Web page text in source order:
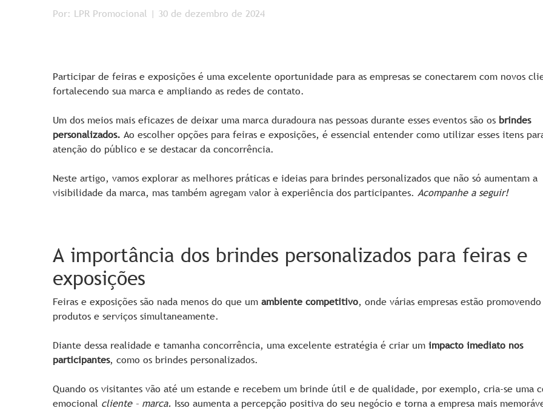
Por: LPR Promocional | 30 de dezembro de 2024
Participar de feiras e exposições é uma excelente oportunidade para as empresas se conectarem com novos
fortalecendo sua marca e ampliando as redes de contato.
Um dos meios mais eficazes de deixar uma marca duradoura nas pessoas durante esses eventos são os brindes
personalizados. Ao escolher opções para feiras e exposições, é essencial entender como utilizar esses itens
atenção do público e se destacar da concorrência.
Neste artigo, vamos explorar as melhores práticas e ideias para brindes personalizados que não só aumentam a
visibilidade da marca, mas também agregam valor à experiência dos participantes. Acompanhe a seguir!
A importância dos brindes personalizados para feiras e
exposições
Feiras e exposições são nada menos do que um ambiente competitivo, onde várias empresas estão promovendo
produtos e serviços simultaneamente.
Diante dessa realidade e tamanha concorrência, uma excelente estratégia é criar um impacto imediato nos
participantes, como os brindes personalizados.
Quando os visitantes vão até um estande e recebem um brinde útil e de qualidade, por exemplo, cria-se uma
emocional cliente – marca. Isso aumenta a percepção positiva do seu negócio e torna a empresa mais